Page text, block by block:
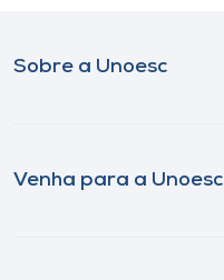
Sobre a Unoesc
Venha para a Unoesc